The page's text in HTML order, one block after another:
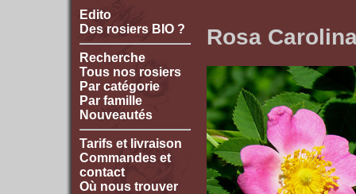
Edito
Des rosiers BIO ?
Recherche
Tous nos rosiers
Par catégorie
Par famille
Nouveautés
Tarifs et livraison
Commandes et
contact
Où nous trouver
Rosa